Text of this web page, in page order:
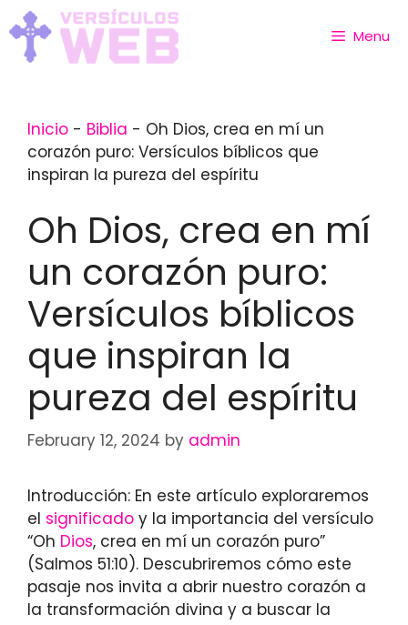
Skip
to
content
Menu
Inicio - Biblia - Oh Dios, crea en mí un
corazón puro: Versículos bíblicos que
inspiran la pureza del espíritu
Oh Dios, crea en mí
un corazón puro:
Versículos bíblicos
que inspiran la
pureza del espíritu
February 12, 2024 by admin
Introducción: En este artículo exploraremos
el significado y la importancia del versículo
“Oh Dios, crea en mí un corazón puro”
(Salmos 51:10). Descubriremos cómo este
pasaje nos invita a abrir nuestro corazón a
la transformación divina y a buscar la